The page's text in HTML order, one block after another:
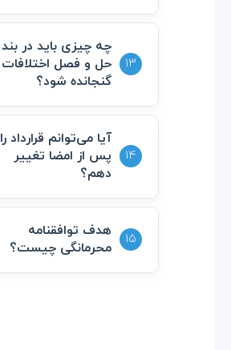
اطمینان حاصل کنید
تمام عناصر اساسیاست،
مشخص است و با قوانین
مطابقت دارد.
13
چه چیزی باید در بند
حل و فصل اختلافات
گنجانده شود؟
روش حل و فصل
داوری و غیره) و فرآیند
را مشخص کنید.
14
آیا می‌توانم قرارداد را
پس از امضا تغییر
دهم؟
بله، اما تغییرات باید
و مورد توافق همه
گیرد.
15
هدف توافقنامه
محرمانگی چیست؟